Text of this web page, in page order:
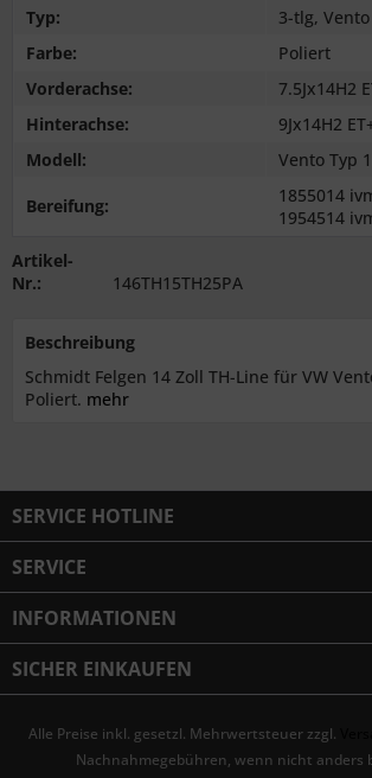
Typ:
3-tlg,
Farbe:
Poliert
Vorderachse:
7.5Jx14H2
Hinterachse:
9Jx14H2
Modell:
Vento Typ
Bereifung:
1855014
1954514
Artikel-
Nr.:
146TH15TH25PA
Beschreibung
Schmidt Felgen 14 Zoll TH-Line für VW
Poliert. mehr
SERVICE HOTLINE
SERVICE
INFORMATIONEN
SICHER EINKAUFEN
Alle Preise inkl. gesetzl. Mehrwertsteuer zzgl.
Nachnahmegebühren, wenn nicht anders